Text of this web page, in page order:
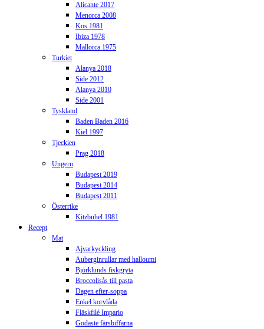
Alicante 2017
Menorca 2008
Kos 1981
Ibiza 1978
Mallorca 1975
Turkiet
Alanya 2018
Side 2012
Alanya 2010
Side 2001
Tyskland
Baden Baden 2016
Kiel 1997
Tjeckien
Prag 2018
Ungern
Budapest 2019
Budapest 2014
Budapest 2011
Österrike
Kitzbuhel 1981
Recept
Mat
Ajvarkyckling
Auberginrullar med halloumi
Björklunds fiskgryta
Broccolisås till pasta
Dagen efter-soppa
Enkel korvlåda
Fläskfilé Impario
Godaste färsbiffarna